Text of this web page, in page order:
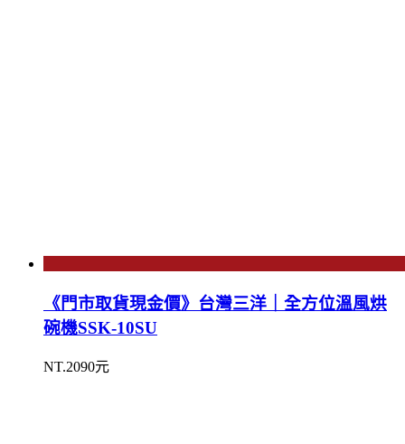
《門市取貨現金價》台灣三洋｜全方位溫風烘
碗機SSK-10SU
NT.2090元